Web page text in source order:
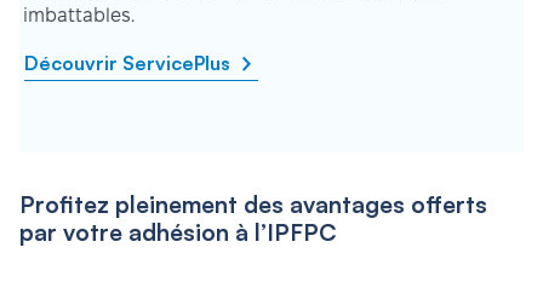
imbattables.
Découvrir ServicePlus
Profitez pleinement des avantages offerts
par votre adhésion à l’IPFPC